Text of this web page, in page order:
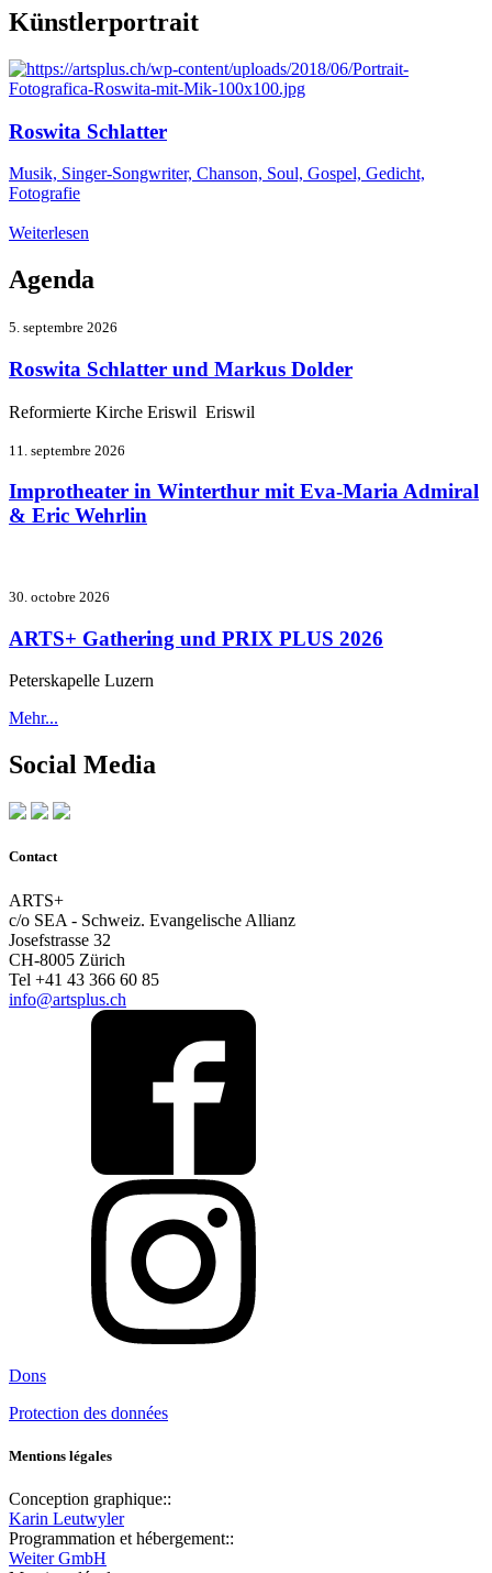
Künstlerportrait
Roswita Schlatter
Musik, Singer-Songwriter, Chanson, Soul, Gospel, Gedicht,
Fotografie
Weiterlesen
Agenda
5. septembre 2026
Roswita Schlatter und Markus Dolder
Reformierte Kirche Eriswil Eriswil
11. septembre 2026
Improtheater in Winterthur mit Eva-Maria Admiral
& Eric Wehrlin
30. octobre 2026
ARTS+ Gathering und PRIX PLUS 2026
Peterskapelle Luzern
Mehr...
Social Media
Contact
ARTS+
c/o SEA - Schweiz. Evangelische Allianz
Josefstrasse 32
CH-8005 Zürich
Tel +41 43 366 60 85
info@artsplus.ch
Dons
Protection des données
Mentions légales
Conception graphique::
Karin Leutwyler
Programmation et hébergement::
Weiter GmbH